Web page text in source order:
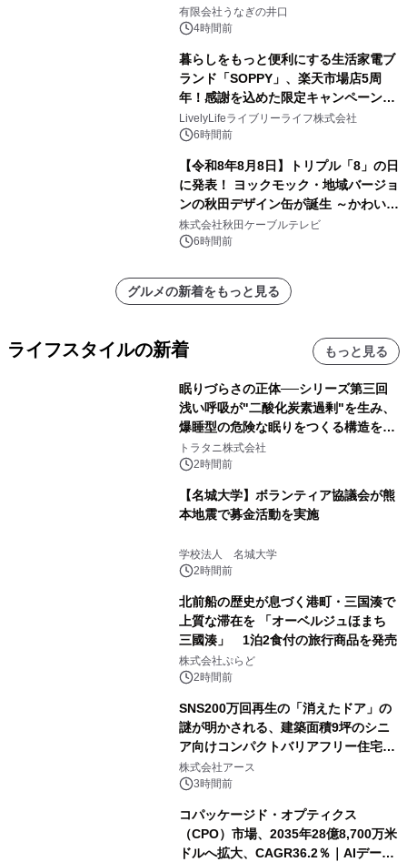
「井口の誉」誕生
有限会社うなぎの井口
4時間前
暮らしをもっと便利にする生活家電ブ
ランド「SOPPY」、楽天市場店5周
年！感謝を込めた限定キャンペーンを
8月10日より開催
LivelyLifeライブリーライフ株式会社
6時間前
【令和8年8月8日】トリプル「8」の日
に発表！ ヨックモック・地域バージョ
ンの秋田デザイン缶が誕生 ～かわいい
秋田犬の子犬と秋田の四季と名所を巡
るパッケージ～ 9月1日(火)秋田県内で
株式会社秋田ケーブルテレビ
6時間前
グルメの新着をもっと見る
ライフスタイルの新着 もっと見る
眠りづらさの正体──シリーズ第三回
浅い呼吸が"二酸化炭素過剰"を生み、
爆睡型の危険な眠りをつくる構造を解
説
トラタニ株式会社
2時間前
【名城大学】ボランティア協議会が熊
本地震で募金活動を実施
学校法人 名城大学
2時間前
北前船の歴史が息づく港町・三国湊で
上質な滞在を 「オーベルジュほまち
三國湊」 1泊2食付の旅行商品を発売
株式会社ぷらど
2時間前
SNS200万回再生の「消えたドア」の
謎が明かされる、建築面積9坪のシニ
ア向けコンパクトバリアフリー住宅が
誕生
株式会社アース
3時間前
コパッケージド・オプティクス
（CPO）市場、2035年28億8,700万米
ドルへ拡大、CAGR36.2％｜AIデータ